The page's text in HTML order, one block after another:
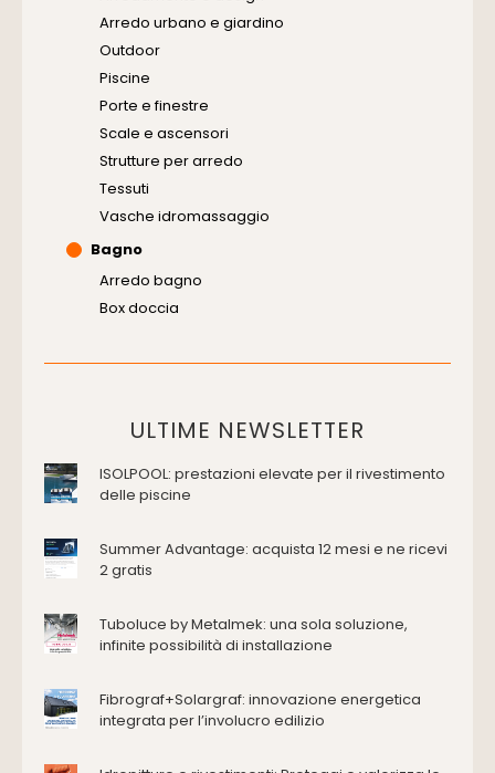
Arredo urbano e giardino
Outdoor
Piscine
Porte e finestre
Scale e ascensori
Strutture per arredo
Tessuti
Vasche idromassaggio
Bagno
Arredo bagno
Box doccia
Placche di comando per wc
Domotica Ed Impianti Elettrici
Edilizia
Antincendio e sicurezza
Attrezzature manuali
Cappe d'aspirazione
Consolidamento
Deumidificazione
Energie rinnovabili
ULTIME NEWSLETTER
ISOLPOOL: prestazioni elevate per il rivestimento
delle piscine
Summer Advantage: acquista 12 mesi e ne ricevi
2 gratis
Tuboluce by Metalmek: una sola soluzione,
infinite possibilità di installazione
Fibrograf+Solargraf: innovazione energetica
integrata per l’involucro edilizio